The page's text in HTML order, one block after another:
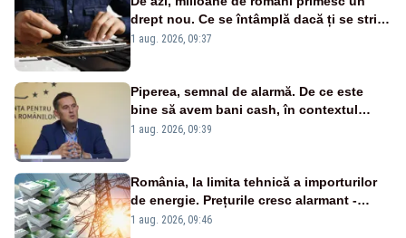
drept nou. Ce se întâmplă dacă ți se strică
un produs
1 aug. 2026, 09:37
Piperea, semnal de alarmă. De ce este
bine să avem bani cash, în contextul
alertei energetice?
1 aug. 2026, 09:39
România, la limita tehnică a importurilor
de energie. Prețurile cresc alarmant -
Analiză Realitatea Plus
1 aug. 2026, 09:46